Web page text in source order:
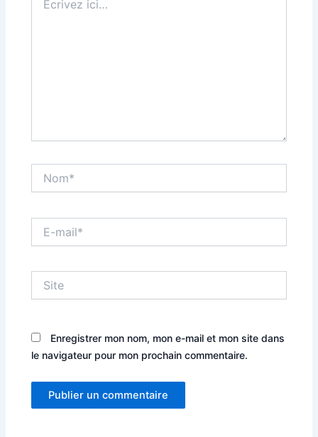
ici…
mail*
Enregistrer mon nom, mon e-mail et mon site dans
le navigateur pour mon prochain commentaire.